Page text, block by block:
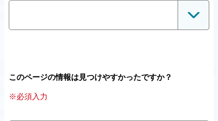
このページの情報は見つけやすかったですか？
※必須入力